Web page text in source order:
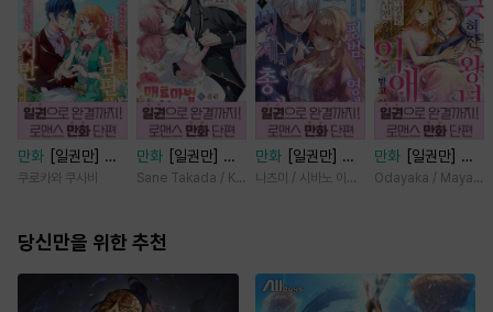
만화
[일권만] 내
게 간섭하지 않겠
바라봅니다 [단행
쿠로카와 쿠사비
만화
[일권만] 매
료 마법에 걸린 척
사랑꾼이 되었습니
Sane Takada / Koki Fuyutsuki
만화
[일권만] 모
든 것을 포기한 평
나츠미 / 시바노 이즈미
만화
[일권만] 잊
혀진 왕녀지만 정
Odayaka / Maya
당신만을 위한 추천